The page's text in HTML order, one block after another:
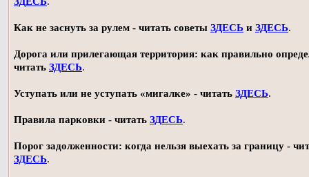
Как не заснуть за рулем - читать советы ЗДЕСЬ и ЗДЕСЬ.
Дорога или прилегающая территория: как правильно
читать ЗДЕСЬ.
Уступать или не уступать «мигалке» - читать ЗДЕСЬ.
Правила парковки - читать ЗДЕСЬ.
Порог задолженности: когда нельзя выехать за границу -
ЗДЕСЬ.